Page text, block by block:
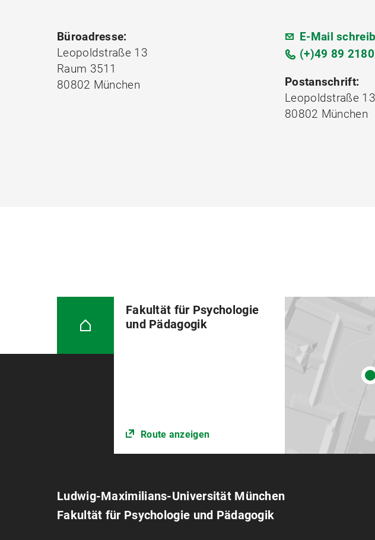
Büroadresse:
Leopoldstraße 13
Raum 3511
80802 München
E-Mail
(+)49 89
Postanschrift:
Leopoldstraße 13
80802 München
Fakultät für Psychologie
und Pädagogik
Route anzeigen
Ludwig-Maximilians-Universität München
Fakultät für Psychologie und Pädagogik